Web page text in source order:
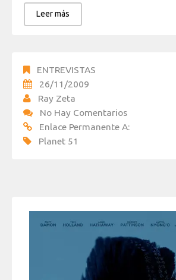
Leer más
ENTREVISTAS
26/11/2009
Ray Zeta
No Hay Comentarios
Enlace Permanente A:
Planet 51